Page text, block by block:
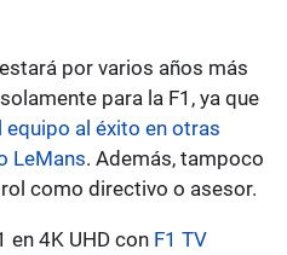
por varios años más
para la F1, ya que
al éxito en otras
LeMans. Además, tampoco
como directivo o asesor.
en 4K UHD con F1 TV